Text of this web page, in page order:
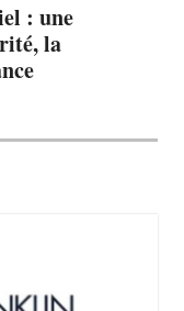
: une
la